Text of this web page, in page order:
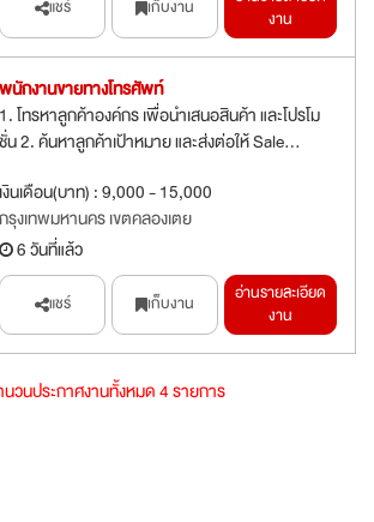
แชร์ เก็บงาน
งาน
พนักงานขายทางโทรศัพท์
1. โทรหาลูกค้าองค์กร เพื่อนำเสนอสินค้า และโปรโม
ชั่น 2. ค้นหาลูกค้าเป้าหมาย และส่งต่อให้ Sale...
เงินเดือน(บาท) : 9,000 - 15,000
กรุงเทพมหานคร เขตคลองเตย
6 วันที่แล้ว
แชร์ เก็บงาน
อ่านรายละเอียด
งาน
วนประกาศงานทั้งหมด 4 รายการ